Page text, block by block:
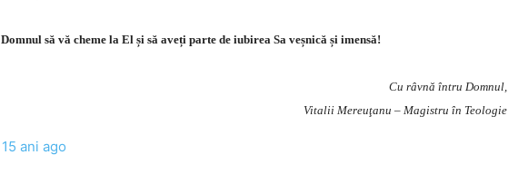
Domnul să vă cheme la El și să aveți parte de iubirea Sa veșnică și imensă!
Cu râvnă întru Domnul,
Vitalii Mereuţanu – Magistru în Teologie
15 ani ago